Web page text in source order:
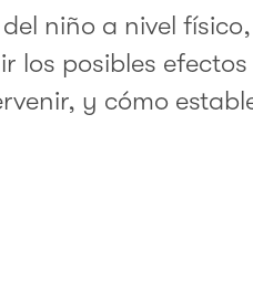
niño a nivel
posibles
y cómo